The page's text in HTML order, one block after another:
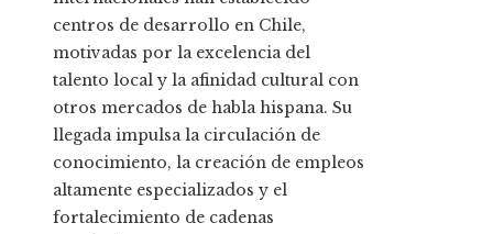
centros de desarrollo en Chile,
motivadas por la excelencia del
talento local y la afinidad cultural con
otros mercados de habla hispana. Su
llegada impulsa la circulación de
conocimiento, la creación de empleos
altamente especializados y el
fortalecimiento de cadenas